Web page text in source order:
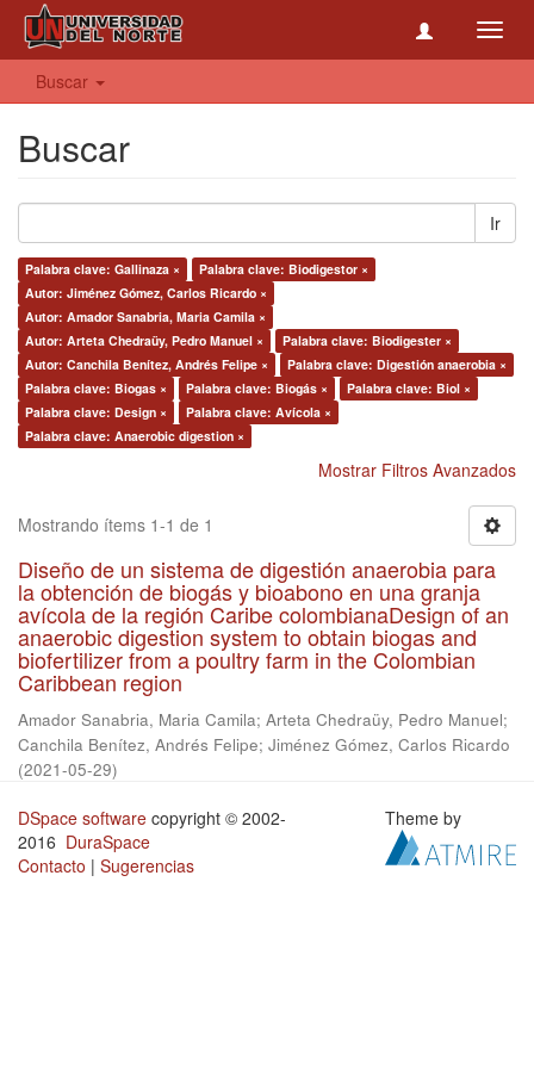
Buscar
Buscar
Ir
Palabra clave: Gallinaza ×
Palabra clave: Biodigestor ×
Autor: Jiménez Gómez, Carlos Ricardo ×
Autor: Amador Sanabria, Maria Camila ×
Autor: Arteta Chedraüy, Pedro Manuel ×
Palabra clave: Biodigester ×
Autor: Canchila Benítez, Andrés Felipe ×
Palabra clave: Digestión anaerobia ×
Palabra clave: Biogas ×
Palabra clave: Biogás ×
Palabra clave: Biol ×
Palabra clave: Design ×
Palabra clave: Avícola ×
Palabra clave: Anaerobic digestion ×
Mostrar Filtros Avanzados
Mostrando ítems 1-1 de 1
Diseño de un sistema de digestión anaerobia para
la obtención de biogás y bioabono en una granja
avícola de la región Caribe colombianaDesign of an
anaerobic digestion system to obtain biogas and
biofertilizer from a poultry farm in the Colombian
Caribbean region
Amador Sanabria, Maria Camila; Arteta Chedraüy, Pedro Manuel;
Canchila Benítez, Andrés Felipe; Jiménez Gómez, Carlos Ricardo
(2021-05-29)
DSpace software copyright © 2002-
2016 DuraSpace
Contacto | Sugerencias
Theme by